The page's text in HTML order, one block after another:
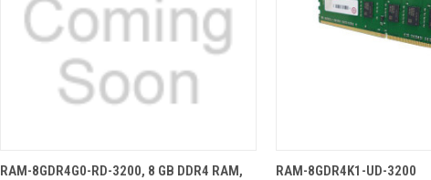
TOEVOEGEN AAN WINKELMANDJE
RAM-8GDR4G0-RD-3200, 8 GB DDR4 RAM,
TOEVOEGEN AAN
RAM-8GDR4K1-UD-3200